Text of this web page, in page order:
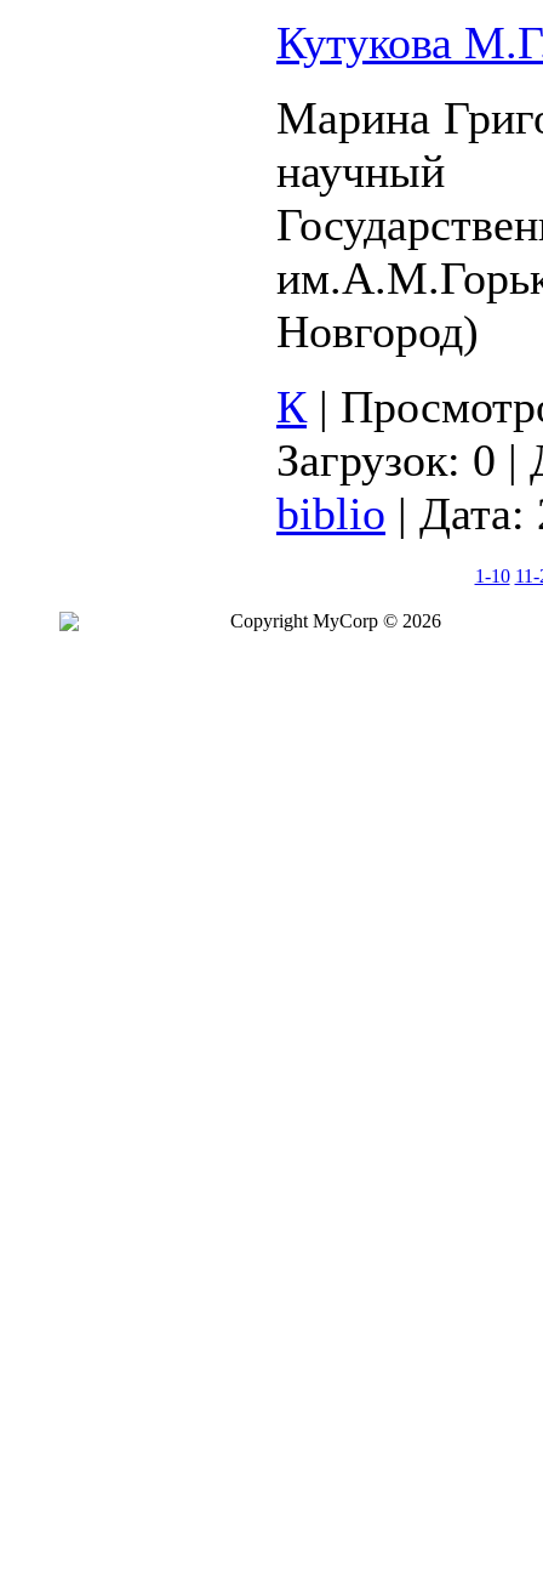
Кутукова
Марина
Новгород)
К |
Загрузок: 0 |
biblio | Дата:
1-10
Copyright MyCorp © 2026